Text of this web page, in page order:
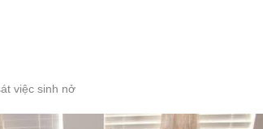
việc sinh nở